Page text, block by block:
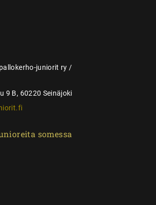
juniorit ry /
9 B, 60220 Seinäjoki
somessa